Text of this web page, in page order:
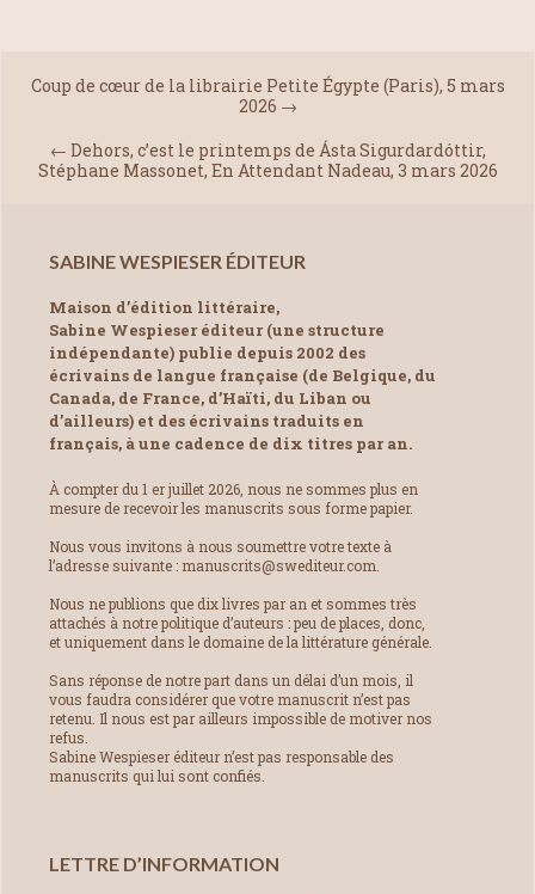
Coup de cœur de la librairie Petite Égypte (Paris), 5 mars
2026 →
← Dehors, c’est le printemps de Ásta Sigurdardóttir,
Stéphane Massonet, En Attendant Nadeau, 3 mars 2026
SABINE WESPIESER ÉDITEUR
Maison d’édition littéraire,
Sabine Wespieser éditeur (une structure
indépendante) publie depuis 2002 des
écrivains de langue française (de Belgique, du
Canada, de France, d’Haïti, du Liban ou
d’ailleurs) et des écrivains traduits en
français, à une cadence de dix titres par an.
À compter du 1 er juillet 2026, nous ne sommes plus en
mesure de recevoir les manuscrits sous forme papier.
Nous vous invitons à nous soumettre votre texte à
l’adresse suivante : manuscrits@swediteur.com.
Nous ne publions que dix livres par an et sommes très
attachés à notre politique d’auteurs : peu de places, donc,
et uniquement dans le domaine de la littérature générale.
Sans réponse de notre part dans un délai d’un mois, il
vous faudra considérer que votre manuscrit n’est pas
retenu. Il nous est par ailleurs impossible de motiver nos
refus.
Sabine Wespieser éditeur n’est pas responsable des
manuscrits qui lui sont confiés.
LETTRE D’INFORMATION